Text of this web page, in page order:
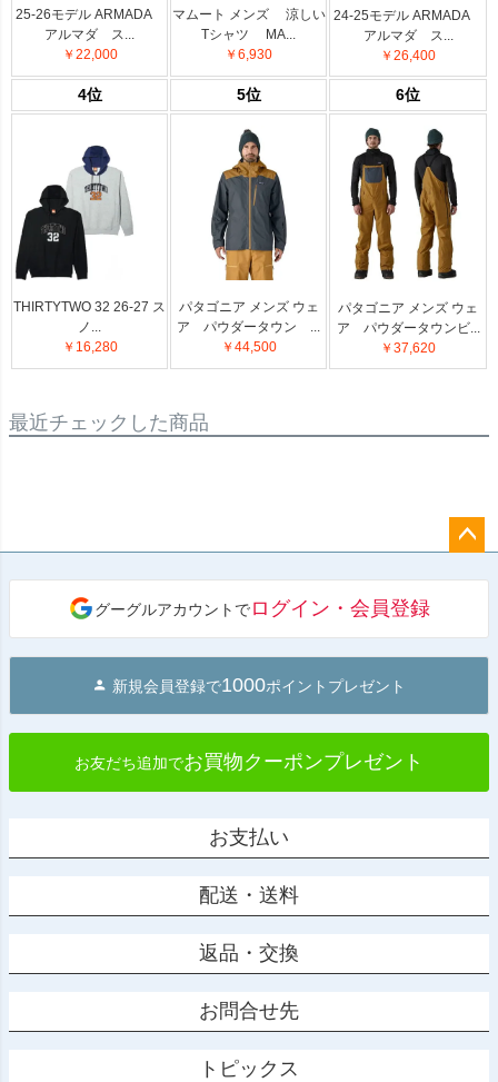
25-26モデル ARMADA
アルマダ ス...
￥22,000
マムート メンズ 涼しい
Tシャツ MA...
￥6,930
24-25モデル ARMADA
アルマダ ス...
￥26,400
4位 5位 6位
THIRTYTWO 32 26-27 ス
ノ...
￥16,280
パタゴニア メンズ ウェ
ア パウダータウン ...
￥44,500
パタゴニア メンズ ウェ
ア パウダータウンビ...
￥37,620
最近チェックした商品
へ
グーグルアカウントでログイン・会員登録
新規会員登録で1000ポイントプレゼント
お友だち追加でお買物クーポンプレゼント
お支払い
配送・送料
返品・交換
お問合せ先
トピックス